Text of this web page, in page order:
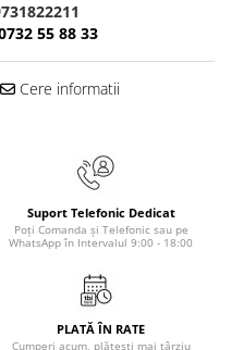
55 88 33
Cere informatii
Suport Telefonic Dedicat
Poți Comanda și Telefonic sau pe
WhatsApp în Intervalul 9:00 - 18:00
PLATĂ ÎN RATE
Cumperi acum, plătești mai târziu